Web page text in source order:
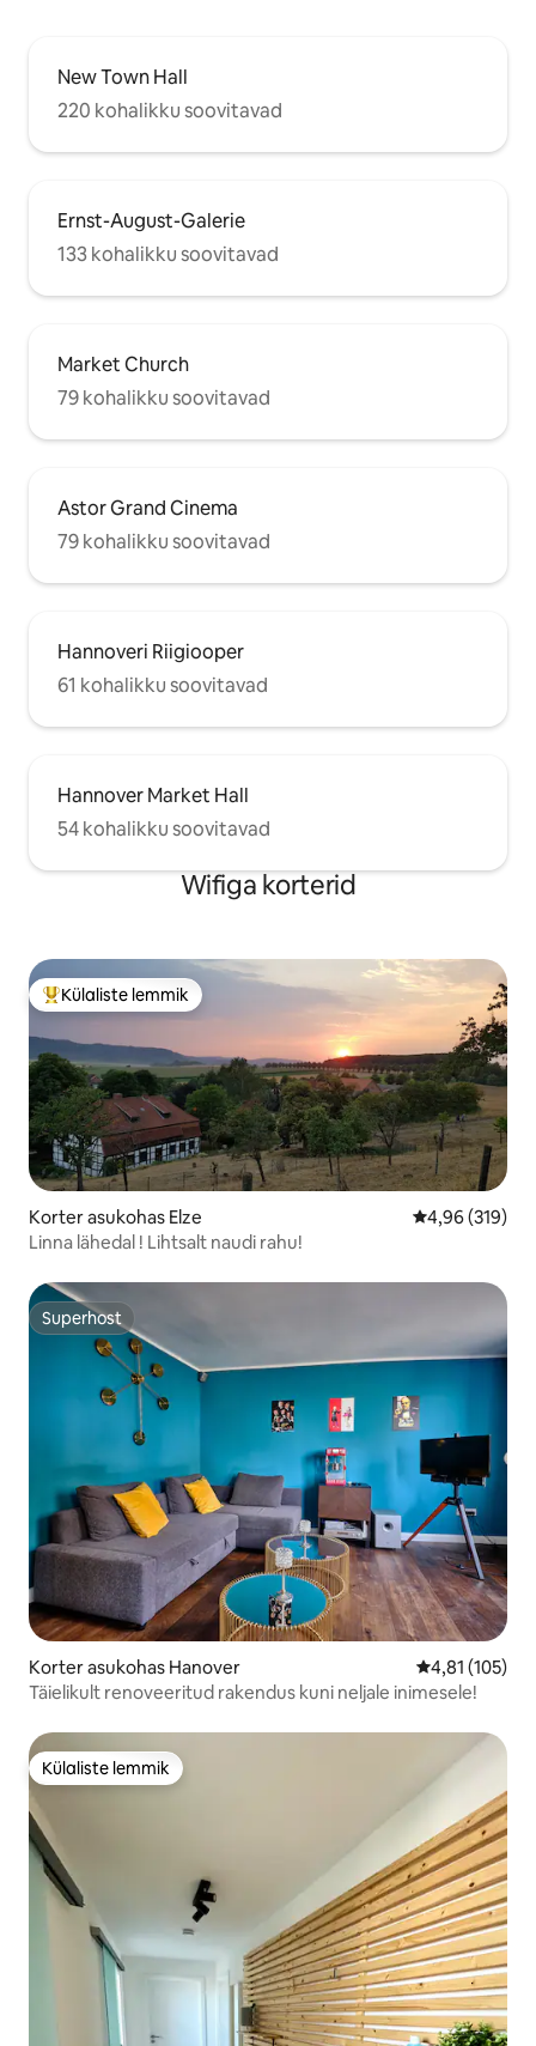
New Town Hall
220 kohalikku soovitavad
Ernst-August-Galerie
133 kohalikku soovitavad
Market Church
79 kohalikku soovitavad
Astor Grand Cinema
79 kohalikku soovitavad
Hannoveri Riigiooper
61 kohalikku soovitavad
Hannover Market Hall
54 kohalikku soovitavad
Wifiga korterid
Külaliste suur lemmik
Külaliste lemmik
Korter asukohas Elze Keskmine
4,96 (319)
Linna lähedal ! Lihtsalt naudi rahu!
Superhost
Superhost
Korter asukohas Hanover Keskmine
4,81 (105)
Täielikult renoveeritud rakendus kuni neljale inimesele!
Külaliste lemmik
Külaliste lemmik